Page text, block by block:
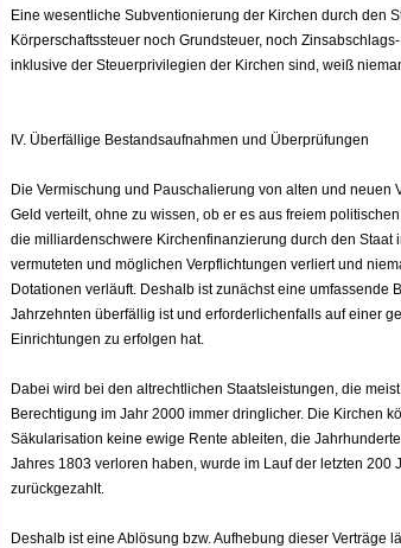
Eine wesentliche Subventionierung der Kirchen durch den
Körperschaftssteuer noch Grundsteuer, noch
inklusive der Steuerprivilegien der Kirchen sind, weiß
IV. Überfällige Bestandsaufnahmen und Überprüfungen
Die Vermischung und Pauschalierung von alten und
Geld verteilt, ohne zu wissen, ob er es aus freiem
die milliardenschwere Kirchenfinanzierung durch den
vermuteten und möglichen Verpflichtungen verliert und
Dotationen verläuft. Deshalb ist zunächst eine
Jahrzehnten überfällig ist und erforderlichenfalls auf einer
Einrichtungen zu erfolgen hat.
Dabei wird bei den altrechtlichen Staatsleistungen, die
Berechtigung im Jahr 2000 immer dringlicher. Die Kirchen
Säkularisation keine ewige Rente ableiten, die
Jahres 1803 verloren haben, wurde im Lauf der letzten
zurückgezahlt.
Deshalb ist eine Ablösung bzw. Aufhebung dieser Verträge